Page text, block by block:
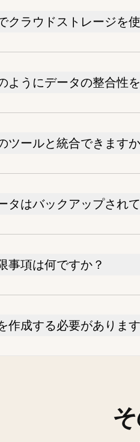
クラウドストレージを
ようにデータの整合性
ツールと統合できます
タはバックアップされ
事項は何ですか？
作成する必要がありま